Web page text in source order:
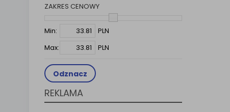
ZAKRES CENOWY
Min:
PLN
Max:
PLN
Odznacz
REKLAMA